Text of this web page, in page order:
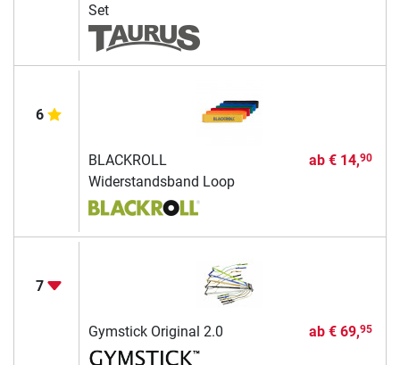
Set
6
BLACKROLL
Widerstandsband Loop
ab € 14,90
7
Gymstick Original 2.0 ab € 69,95